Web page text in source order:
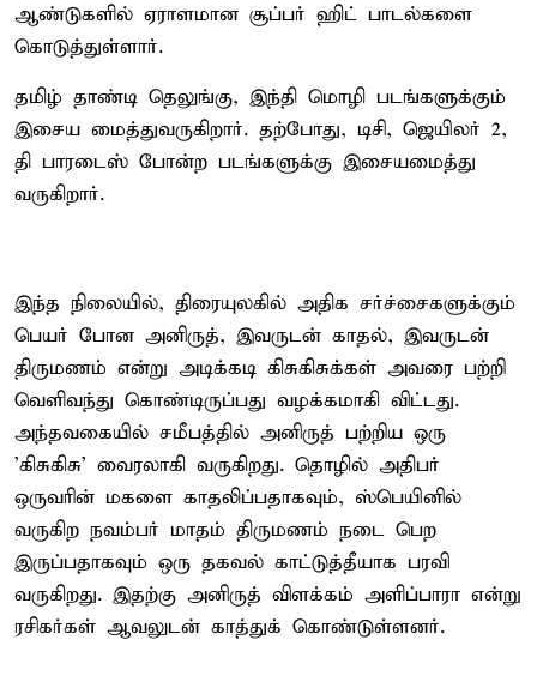
ஆண்டுகளில் ஏராளமான சூப்பர் ஹிட் பாடல்களை
கொடுத்துள்ளார்.
தமிழ் தாண்டி தெலுங்கு, இந்தி மொழி படங்களுக்கும்
இசைய மைத்துவருகிறார். தற்போது, டிசி, ஜெயிலர் 2,
தி பாரடைஸ் போன்ற படங்களுக்கு இசையமைத்து
வருகிறார்.
இந்த நிலையில், திரையுலகில் அதிக சர்ச்சைகளுக்கும்
பெயர் போன அனிருத், இவருடன் காதல், இவருடன்
திருமணம் என்று அடிக்கடி கிசுகிசுக்கள் அவரை பற்றி
வெளிவந்து கொண்டிருப்பது வழக்கமாகி விட்டது.
அந்தவகையில் சமீபத்தில் அனிருத் பற்றிய ஒரு
'கிசுகிசு' வைரலாகி வருகிறது. தொழில் அதிபர்
ஒருவரின் மகளை காதலிப்பதாகவும், ஸ்பெயினில்
வருகிற நவம்பர் மாதம் திருமணம் நடை பெற
இருப்பதாகவும் ஒரு தகவல் காட்டுத்தீயாக பரவி
வருகிறது. இதற்கு அனிருத் விளக்கம் அளிப்பாரா என்று
ரசிகர்கள் ஆவலுடன் காத்துக் கொண்டுள்ளனர்.